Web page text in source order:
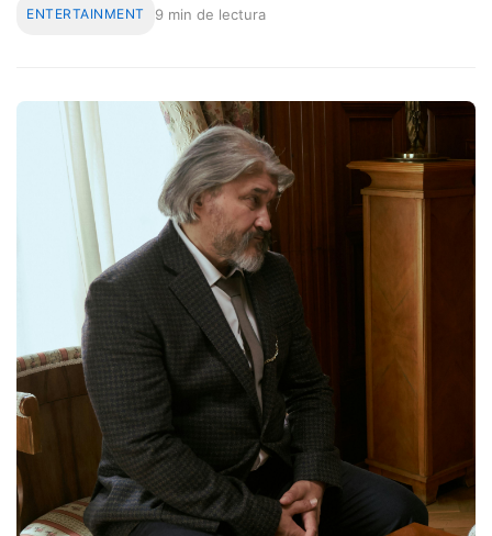
ENTERTAINMENT 9 min de lectura